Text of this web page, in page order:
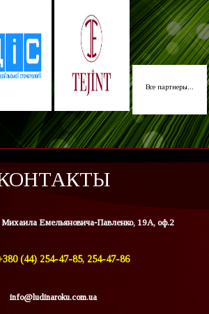
Все партнеры...
Емельяновича-Павленко, 19А, оф.2
(44) 254-47-85, 254-47-86
info@ludinaroku.com.ua